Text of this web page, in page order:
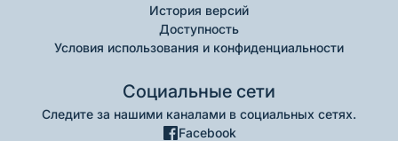
История версий
Доступность
Условия использования и конфиденциальности
Социальные сети
Следите за нашими каналами в социальных сетях.
Facebook